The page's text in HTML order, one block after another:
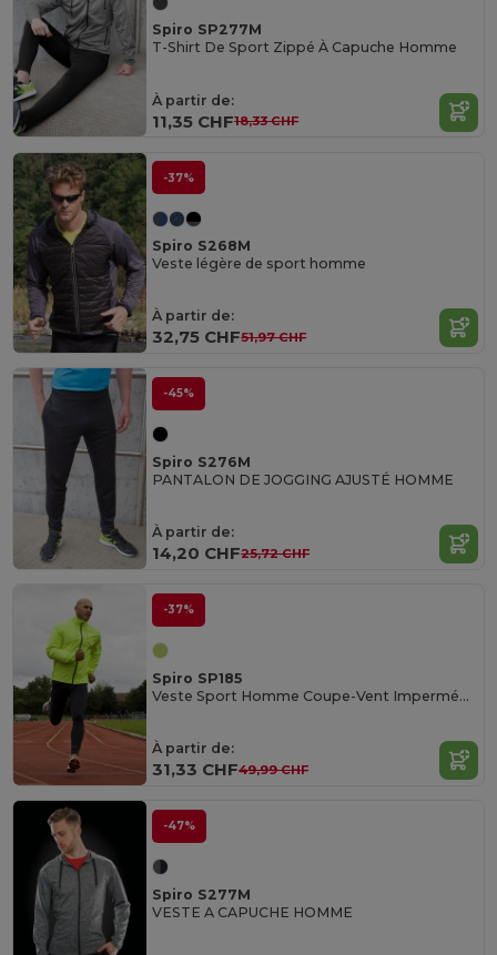
Spiro SP277M
T-Shirt De Sport Zippé À Capuche Homme
À partir de:
11,35 CHF18,33 CHF
-37%
Spiro S268M
Veste légère de sport homme
À partir de:
32,75 CHF51,97 CHF
-45%
Spiro S276M
PANTALON DE JOGGING AJUSTÉ HOMME
À partir de:
14,20 CHF25,72 CHF
-37%
Spiro SP185
Veste Sport Homme Coupe-Vent Imperméable Respirant
À partir de:
31,33 CHF49,99 CHF
-47%
Spiro S277M
VESTE A CAPUCHE HOMME